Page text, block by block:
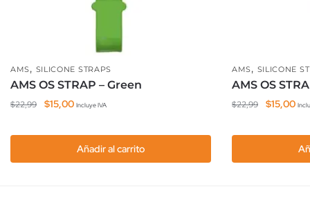
AMS, SILICONE STRAPS
AMS OS STRAP – Green
$22,99
El
original
$22,99.
$15,00El
actual
es:
$15,00.
Incluye IVA
Añadir al carrito
AMS, SILICONE
AMS OS
$22,99
El
original
$22,99.
$15,00El
es: